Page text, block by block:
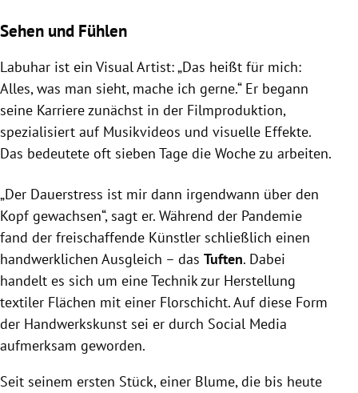
Sehen und Fühlen
Labuhar ist ein Visual Artist: „Das heißt für mich:
Alles, was man sieht, mache ich gerne.“ Er begann
seine Karriere zunächst in der Filmproduktion,
spezialisiert auf Musikvideos und visuelle Effekte.
Das bedeutete oft sieben Tage die Woche zu arbeiten.
„Der Dauerstress ist mir dann irgendwann über den
Kopf gewachsen“, sagt er. Während der Pandemie
fand der freischaffende Künstler schließlich einen
handwerklichen Ausgleich – das Tuften. Dabei
handelt es sich um eine Technik zur Herstellung
textiler Flächen mit einer Florschicht. Auf diese Form
der Handwerkskunst sei er durch Social Media
aufmerksam geworden.
Seit seinem ersten Stück, einer Blume, die bis heute